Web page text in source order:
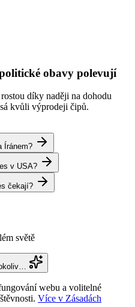
obavy polevují
rostou díky naději na dohodu
kvůli výprodeji čipů.
Íránem?
v USA?
čekají?
světě
webu a volitelné
Více v Zásadách